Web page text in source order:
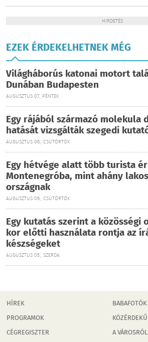
HIRDETÉS
EZEK ÉRDEKELHETNEK MÉG
Világháborús katonai motort
Dunában Budapesten
AUGUSZTUS 07., PÉNTEK
Egy rájából származó molekula
hatását vizsgálták szegedi
AUGUSZTUS 06., CSÜTÖRTÖK
Egy hétvége alatt több turista
Montenegróba, mint ahány
országnak
AUGUSZTUS 06., CSÜTÖRTÖK
Egy kutatás szerint a közösségi
kor előtti használata rontja az
készségeket
AUGUSZTUS 05., SZERDA
HÍREK
PROGRAMOK
CÉGREGISZTER
BABAFOTÓK
KÖZÉRDEKŰ
A VÁROSRÓL